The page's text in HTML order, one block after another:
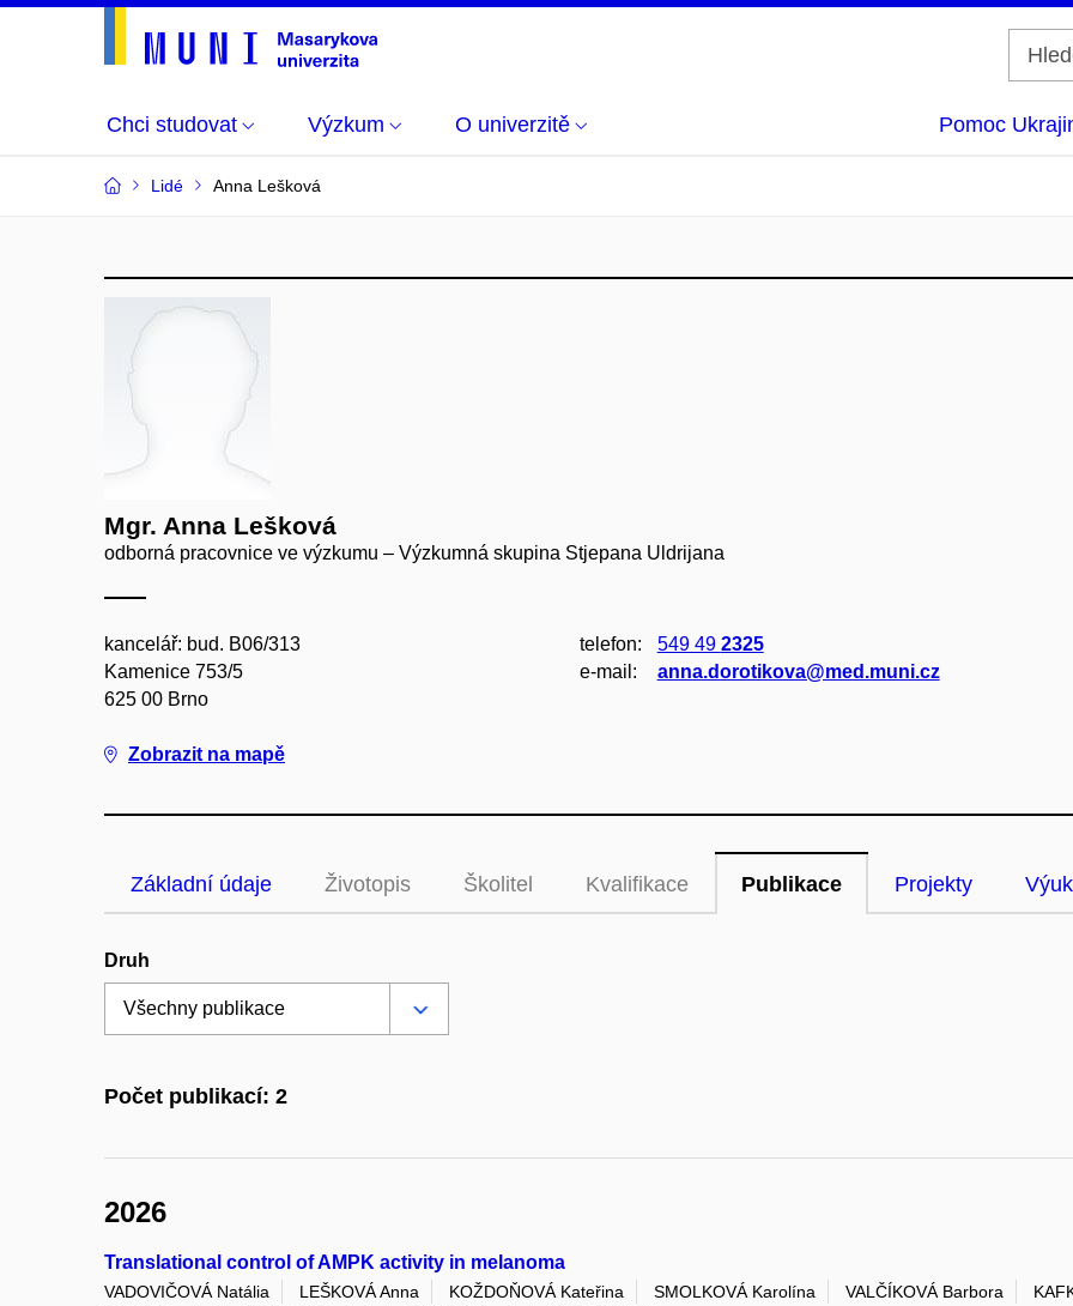
Chci studovat Výzkum O univerzitě Pomoc
Lidé Anna Lešková
Mgr. Anna Lešková
odborná pracovnice ve výzkumu – Výzkumná skupina Stjepana Uldrijana
kancelář: bud. B06/313
Kamenice 753/5
625 00 Brno
Zobrazit na mapě
telefon: 549 49 2325
e‑mail:
anna.dorotikova@med.muni.cz
Základní údaje Životopis Školitel Kvalifikace Publikace Projekty
Druh
Počet publikací: 2
2026
Translational control of AMPK activity in melanoma
VADOVIČOVÁ Natália LEŠKOVÁ Anna KOŽDOŇOVÁ Kateřina SMOLKOVÁ Karolína VALČÍKOVÁ Barbora